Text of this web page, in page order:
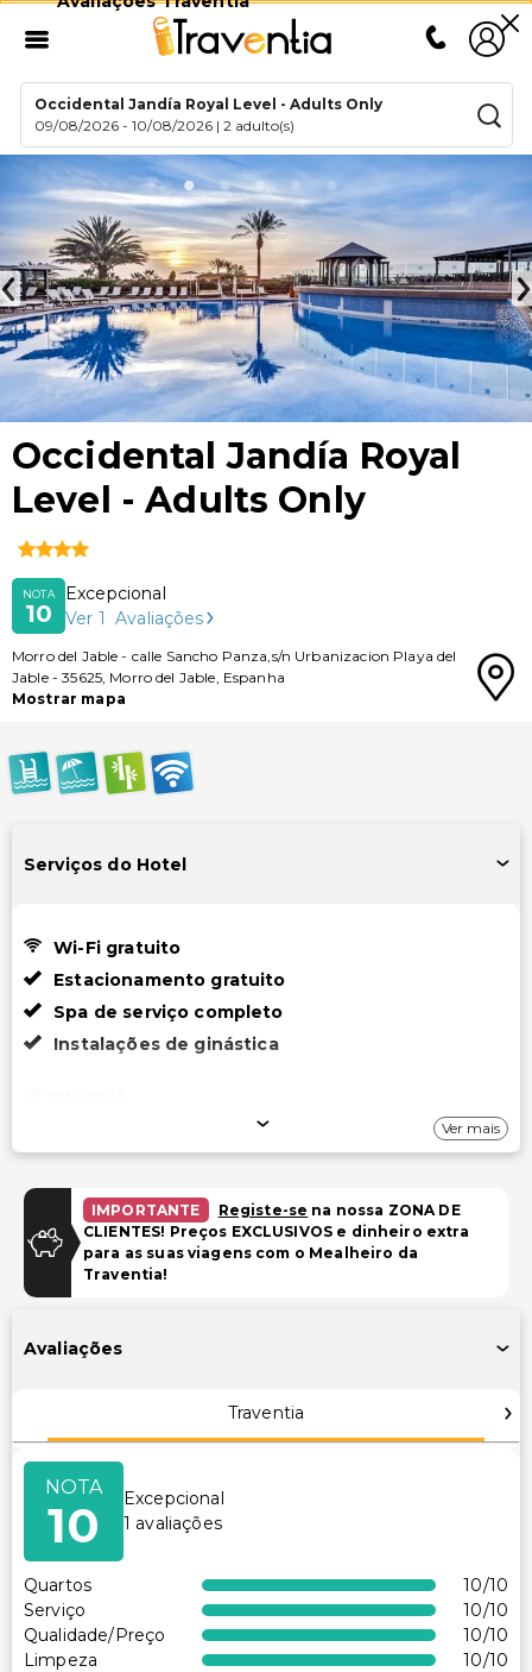
Occidental Jandía Royal Level - Adults Only
09/08/2026 -10/08/2026 |2 adulto(s)
Occidental Jandía Royal
Level - Adults Only
NOTA
10
Excepcional
Ver 1 Avaliações
Morro del Jable - calle Sancho Panza,s/n Urbanizacion Playa del
Jable-35625, Morro del Jable, Espanha
Mostrar mapa
Serviços do Hotel
Wi-Fi gratuito
Estacionamento gratuito
Spa de serviço completo
Instalações de ginástica
Estacionamento
Estacionamento gratuito
Spa de serviço completo
Sala(s) de tratamento de spa
Armazenamento seguro para bicicletas
Instalações de ginástica
Caixa multibanco/serviços bancários
Estacionamento para bicicletas disponível
Outros serviços
Ver mais
IMPORTANTE Registe-se na nossa ZONA DE
CLIENTES! Preços EXCLUSIVOS e dinheiro extra
para as suas viagens com o Mealheiro da
Traventia!
Avaliações
Traventia
NOTA
10
Excepcional
1 avaliações
Quartos 10/10
Serviço
10/10
Qualidade/Preço
10/10
Limpeza
10/10